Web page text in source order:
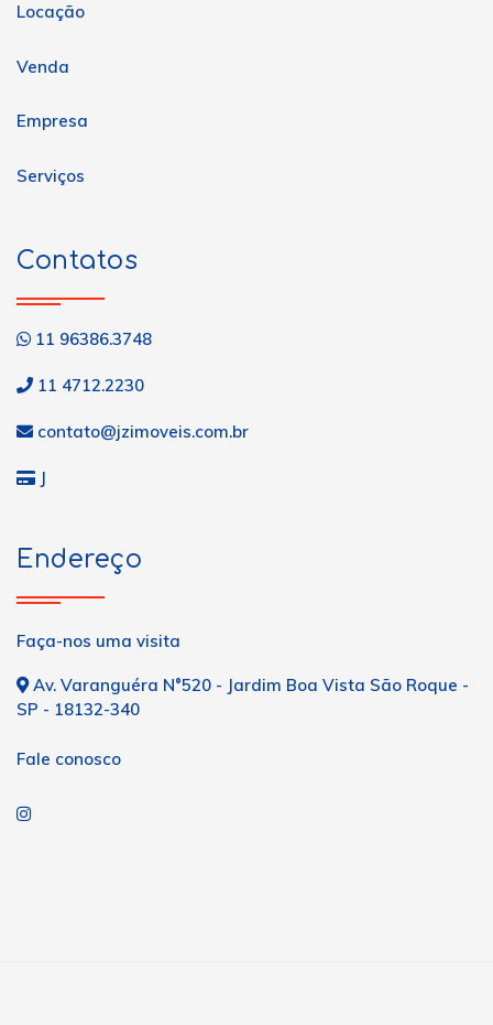
Locação
Venda
Empresa
Serviços
Contatos
11 96386.3748
11 4712.2230
contato@jzimoveis.com.br
J
Endereço
Faça-nos uma visita
Av. Varanguéra N°520 - Jardim Boa Vista São Roque -
SP - 18132-340
Fale conosco